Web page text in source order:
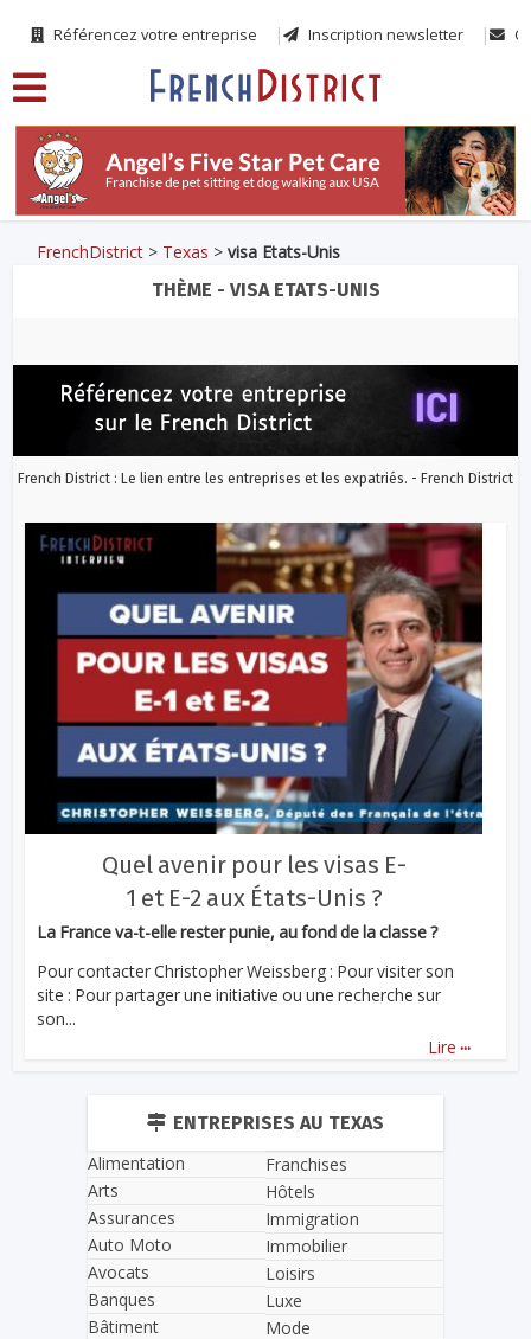
Référencez votre entreprise Inscription newsletter
FrenchDistrict > Texas >visa Etats-Unis
THÈME - VISA ETATS-UNIS
French District : Le lien entre les entreprises et les expatriés. - French District
Quel avenir pour les visas E-
1 et E-2 aux États-Unis ?
La France va-t-elle rester punie, au fond de la classe ?
Pour contacter Christopher Weissberg : Pour visiter son
site : Pour partager une initiative ou une recherche sur
son...
Lire ...
ENTREPRISES AU TEXAS
Alimentation
Arts
Assurances
Auto Moto
Avocats
Banques
Bâtiment
Franchises
Hôtels
Immigration
Immobilier
Loisirs
Luxe
Mode